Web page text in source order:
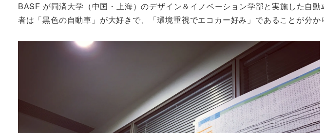
BASF が同済大学（中国・上海）のデザイン＆イノベーション学部と実施した自
者は「黒色の自動車」が大好きで、「環境重視でエコカー好み」であることが分か